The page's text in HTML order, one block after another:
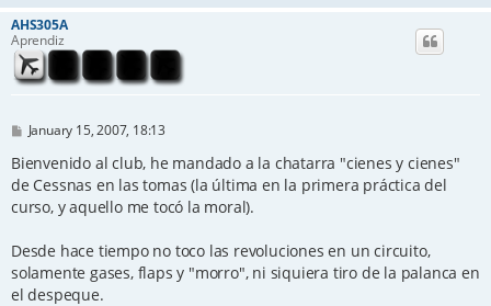
AHS305A
Aprendiz
P
s
t
January 15, 2007, 18:13
Bienvenido al club, he mandado a la chatarra "cienes y cienes"
de Cessnas en las tomas (la última en la primera práctica del
curso, y aquello me tocó la moral).
Desde hace tiempo no toco las revoluciones en un circuito,
solamente gases, flaps y "morro", ni siquiera tiro de la palanca en
el despeque.